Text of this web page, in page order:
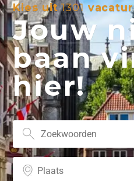
Kies uit1301
Jouw
baan
hier!